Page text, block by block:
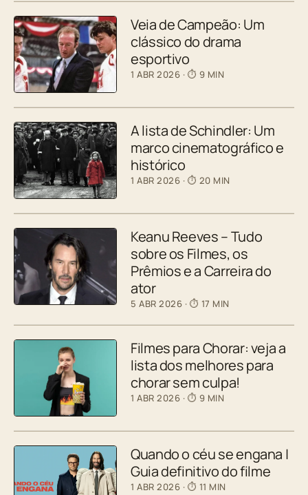
Veia de Campeão: Um
clássico do drama
esportivo
1 ABR 2026 · ⏱ 9 MIN
A lista de Schindler: Um
marco cinematográfico e
histórico
1 ABR 2026 · ⏱ 20 MIN
Keanu Reeves – Tudo
sobre os Filmes, os
Prêmios e a Carreira do
ator
5 ABR 2026 · ⏱ 17 MIN
Filmes para Chorar: veja a
lista dos melhores para
chorar sem culpa!
1 ABR 2026 · ⏱ 9 MIN
Quando o céu se engana |
Guia definitivo do filme
1 ABR 2026 · ⏱ 11 MIN